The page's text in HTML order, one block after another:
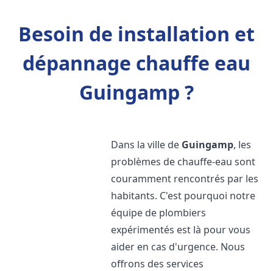
Besoin de installation et
dépannage chauffe eau
Guingamp ?
Dans la ville de Guingamp, les
problèmes de chauffe-eau sont
couramment rencontrés par les
habitants. C'est pourquoi notre
équipe de plombiers
expérimentés est là pour vous
aider en cas d'urgence. Nous
offrons des services